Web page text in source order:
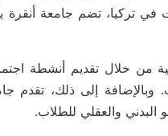
في تركيا، تضم جامعة أنقرة
من خلال تقديم أنشطة
وبالإضافة إلى ذلك، تقدم
البدني والعقلي للطلاب.